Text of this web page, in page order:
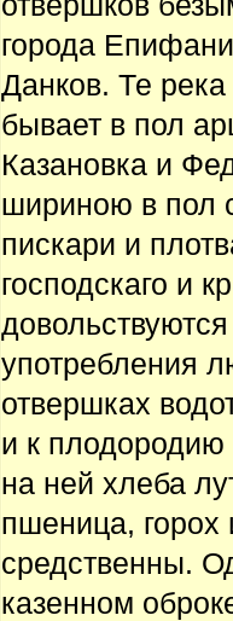
города
Данков. Те
бывает в пол
Казановка и
шириною в пол
пискари и
господскаго и
употребления
отвершках
и к плодородию
на ней хлеба
пшеница, горох
средственны.
казенном